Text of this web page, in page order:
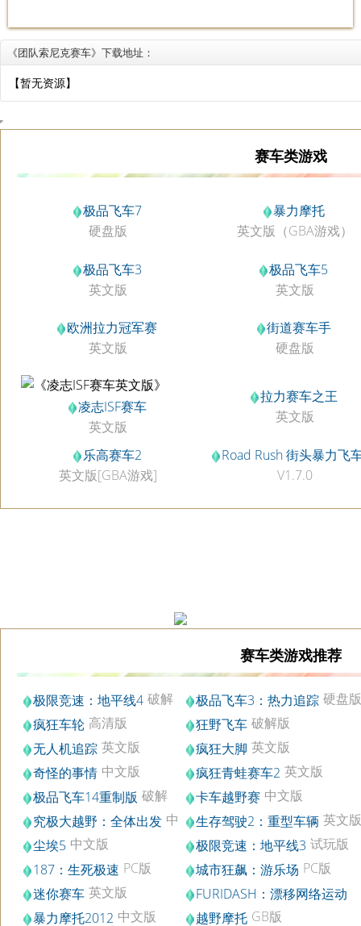
《团队索尼克赛车》下载地址：
【暂无资源】
赛车类游戏
极品飞车7
硬盘版
暴力摩托
英文版（GBA游戏）
极品飞车3
英文版
极品飞车5
英文版
欧洲拉力冠军赛
英文版
街道赛车手
硬盘版
凌志ISF赛车
英文版
拉力赛车之王
英文版
乐高赛车2
英文版[GBA游戏]
Road Rush 街头暴力飞
V1.7.0
赛车类游戏推荐
极限竞速：地平线4 破解
版
极品飞车3：热力追踪 硬盘版
疯狂车轮 高清版 狂野飞车 破解版
无人机追踪 英文版 疯狂大脚 英文版
奇怪的事情 中文版 疯狂青蛙赛车2 英文版
极品飞车14重制版 破解
版
卡车越野赛 中文版
究极大越野：全体出发 中
文版
生存驾驶2：重型车辆 英文版
尘埃5 中文版 极限竞速：地平线3 试玩版
187：生死极速 PC版 城市狂飙：游乐场 PC版
迷你赛车 英文版
FURIDASH：漂移网络运动
英文版
暴力摩托2012 中文版 越野摩托 GB版